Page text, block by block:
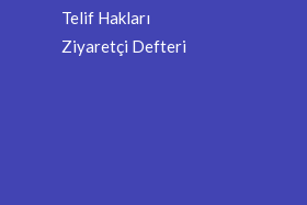
Telif Hakları
Ziyaretçi Defteri